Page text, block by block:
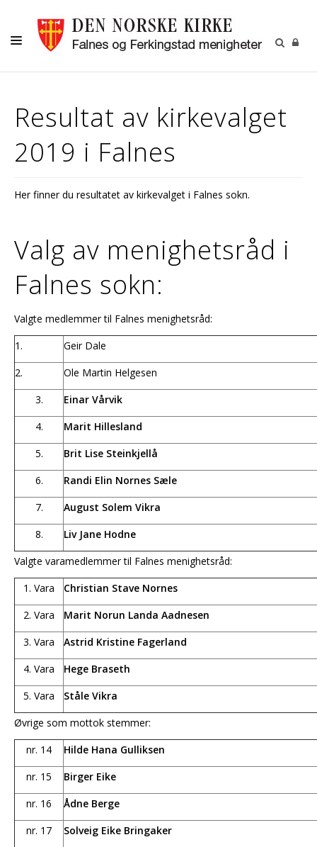
DÅP -VIGSEL-GRAVFERD
KONFIRMASJON
MENIGHETSARBEID
Resultat av kirkevalget
2019 i Falnes
Her finner du resultatet av kirkevalget i Falnes sokn.
Valg av menighetsråd i
Falnes sokn:
Valgte medlemmer til Falnes menighetsråd:
1.
Geir Dale
2.
Ole Martin Helgesen
3.
Einar Vårvik
4.
Marit Hillesland
5.
Brit Lise Steinkjellå
6.
Randi Elin Nornes Sæle
7.
August Solem Vikra
8.
Liv Jane Hodne
Valgte varamedlemmer til Falnes menighetsråd:
1. Vara
Christian Stave Nornes
2. Vara
Marit Norun Landa Aadnesen
3. Vara
Astrid Kristine Fagerland
4. Vara
Hege Braseth
5. Vara
Ståle Vikra
Øvrige som mottok stemmer:
nr. 14
Hilde Hana Gulliksen
nr. 15
Birger Eike
nr. 16
Ådne Berge
nr. 17
Solveig Eike Bringaker